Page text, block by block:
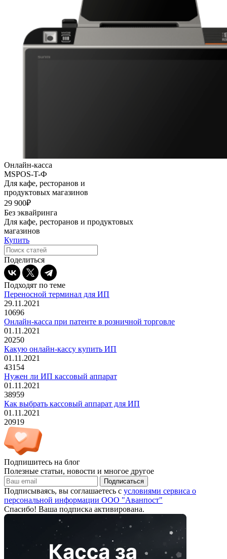
Онлайн-касса
MSPOS-T-Ф
Для кафе, ресторанов и
продуктовых магазинов
29 900₽
Без эквайринга
Для кафе, ресторанов и продуктовых
магазинов
Купить
Поделиться
Подходят по теме
Переносной терминал для ИП
29.11.2021
10696
Онлайн-касса при патенте в розничной торговле
01.11.2021
20250
Какую онлайн-кассу купить ИП
01.11.2021
43154
Нужен ли ИП кассовый аппарат
01.11.2021
38959
Как выбрать кассовый аппарат для ИП
01.11.2021
20919
Подпишитесь на блог
Полезные статьи, новости и многое другое
Подписаться
Подписываясь, вы соглашаетесь с условиями сервиса о
персональной информации ООО "Аванпост"
Спасибо! Ваша подписка активирована.